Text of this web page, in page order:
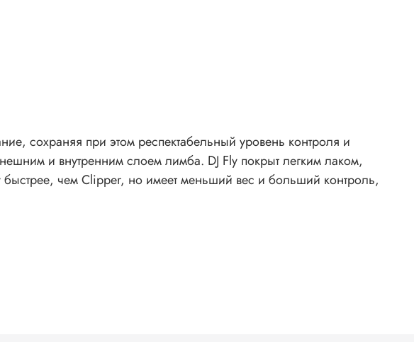
сохраняя при этом респектабельный уровень контроля и
и внутренним слоем лимба. DJ Fly покрыт легким лаком,